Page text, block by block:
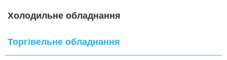
Холодильне обладнання
Торгівельне обладнання